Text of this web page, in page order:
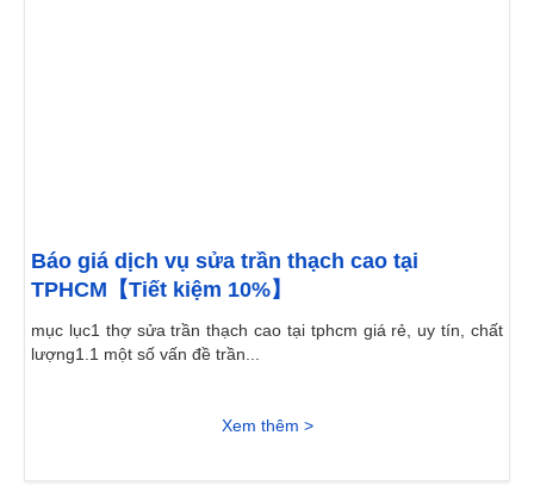
Báo giá dịch vụ sửa trần thạch cao tại
TPHCM【Tiết kiệm 10%】
mục lục1 thợ sửa trần thạch cao tại tphcm giá rẻ, uy tín, chất
lượng1.1 một số vấn đề trần...
Xem thêm >